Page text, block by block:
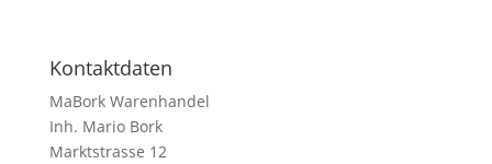
Kontaktdaten
MaBork Warenhandel
Inh. Mario Bork
Marktstrasse 12